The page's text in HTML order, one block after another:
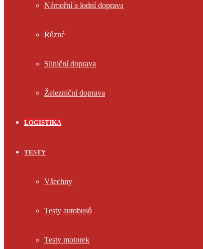
Námořní a lodní doprava
Různé
Silniční doprava
Železniční doprava
LOGISTIKA
TESTY
Všechny
Testy autobusů
Testy motorek